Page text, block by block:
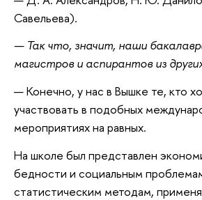
Савельева).
— Так что, значит, наши
магистров и аспирантов из
— Конечно, у нас в Вышке те, кто
участвовать в подобных
мероприятиях на равных.
На школе был представлен
бедности и социальным
статистическим методам,